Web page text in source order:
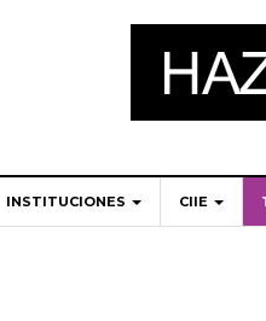
INSTITUCIONES CIIE